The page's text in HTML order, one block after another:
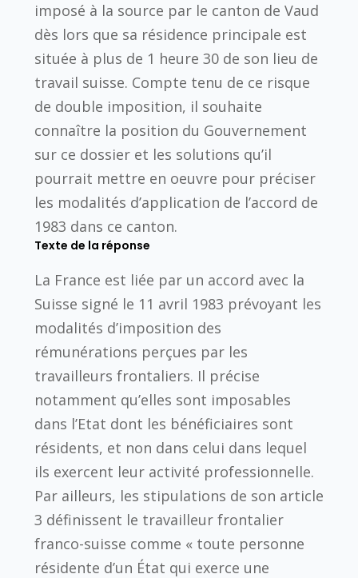
imposé à la source par le canton de Vaud
dès lors que sa résidence principale est
située à plus de 1 heure 30 de son lieu de
travail suisse. Compte tenu de ce risque
de double imposition, il souhaite
connaître la position du Gouvernement
sur ce dossier et les solutions qu’il
pourrait mettre en oeuvre pour préciser
les modalités d’application de l’accord de
1983 dans ce canton.
Texte de la réponse
La France est liée par un accord avec la
Suisse signé le 11 avril 1983 prévoyant les
modalités d’imposition des
rémunérations perçues par les
travailleurs frontaliers. Il précise
notamment qu’elles sont imposables
dans l’Etat dont les bénéficiaires sont
résidents, et non dans celui dans lequel
ils exercent leur activité professionnelle.
Par ailleurs, les stipulations de son article
3 définissent le travailleur frontalier
franco-suisse comme « toute personne
résidente d’un État qui exerce une